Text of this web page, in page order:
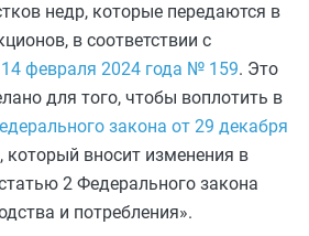
недр, которые передаются в
в соответствии с
февраля 2024 года № 159. Это
для того, чтобы воплотить в
закона от 29 декабря
, который вносит изменения в
2 Федерального закона
и потребления».